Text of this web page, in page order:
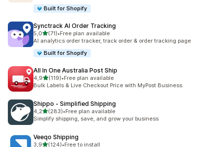
Built for Shopify
Synctrack AI Order Tracking
5,0stelle su 5
(71)
71 recensioni totali
•Free plan available
AI analytics order tracker, track order & order tracking page
Built for Shopify
All In One Australia Post Ship
4,9stelle su 5
(119)
119 recensioni totali
•Free plan available
Bulk Labels & Live Checkout Price with MyPost Business.
Shippo ‑ Simplified Shipping
4,2stelle su 5
(283)
283 recensioni totali
•Free plan available
Simplify shipping, save, and grow your business
Veeqo Shipping
3,9stelle su 5
(124)•Free to install